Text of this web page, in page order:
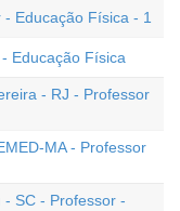
Educação Física - 1
Educação Física
- RJ - Professor
MA - Professor
SC - Professor -